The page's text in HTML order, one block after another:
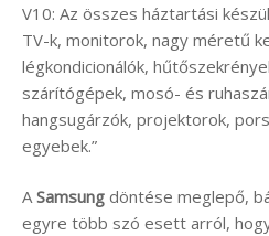
V10: Az összes háztartási
TV-k, monitorok, nagy méretű
légkondicionálók,
szárítógépek, mosó- és
hangsugárzók, projektorok,
egyebek.”
ASamsung döntése meglepő,
egyre több szó esett arról,